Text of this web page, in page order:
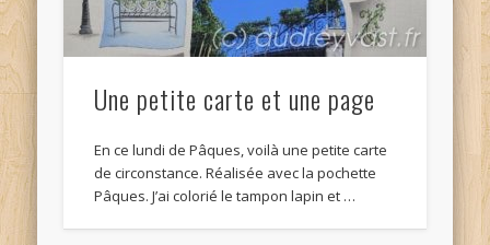
Une petite carte et une page
En ce lundi de Pâques, voilà une petite carte
de circonstance. Réalisée avec la pochette
Pâques. J’ai colorié le tampon lapin et …